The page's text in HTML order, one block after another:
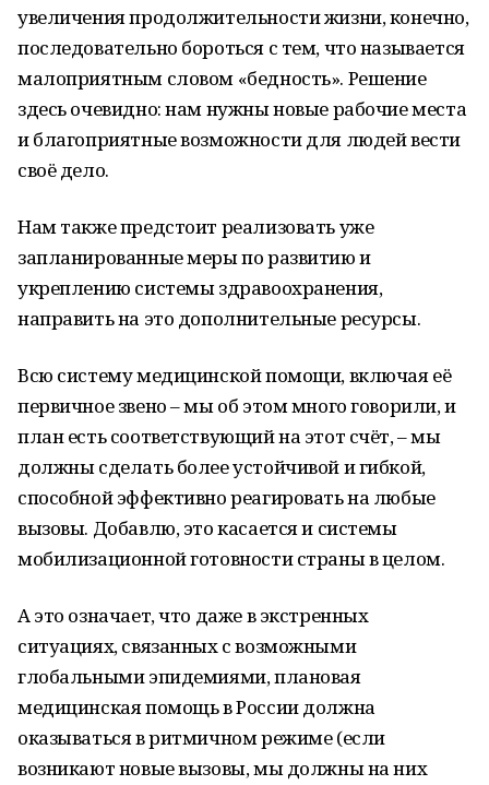
увеличения продолжительности жизни, конечно,
последовательно бороться с тем, что называется
малоприятным словом «бедность». Решение
здесь очевидно: нам нужны новые рабочие места
и благоприятные возможности для людей вести
своё дело.
Нам также предстоит реализовать уже
запланированные меры по развитию и
укреплению системы здравоохранения,
направить на это дополнительные ресурсы.
Всю систему медицинской помощи, включая её
первичное звено – мы об этом много говорили, и
план есть соответствующий на этот счёт, – мы
должны сделать более устойчивой и гибкой,
способной эффективно реагировать на любые
вызовы. Добавлю, это касается и системы
мобилизационной готовности страны в целом.
А это означает, что даже в экстренных
ситуациях, связанных с возможными
глобальными эпидемиями, плановая
медицинская помощь в России должна
оказываться в ритмичном режиме (если
возникают новые вызовы, мы должны на них